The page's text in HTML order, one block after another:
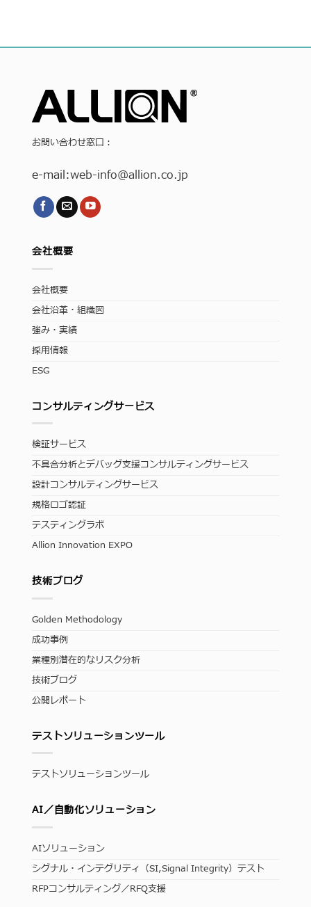
お問い合わせ窓口：
e-mail:web-info@allion.co.jp
会社概要
会社概要
会社沿革・組織図
強み・実績
採用情報
ESG
コンサルティングサービス
検証サービス
不具合分析とデバッグ支援コンサルティングサービス
設計コンサルティングサービス
規格ロゴ認証
テスティングラボ
Allion Innovation EXPO
技術ブログ
Golden Methodology
成功事例
業種別潜在的なリスク分析
技術ブログ
公開レポート
テストソリューションツール
テストソリューションツール
AI／自動化ソリューション
AIソリューション
シグナル・インテグリティ（SI,Signal Integrity）テスト
RFPコンサルティング／RFQ支援